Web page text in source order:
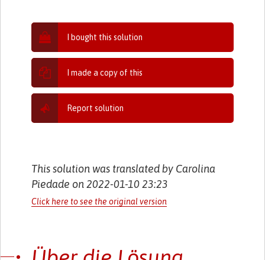
I bought this solution
I made a copy of this
Report solution
This solution was translated by Carolina
Piedade on 2022-01-10 23:23
Click here to see the original version